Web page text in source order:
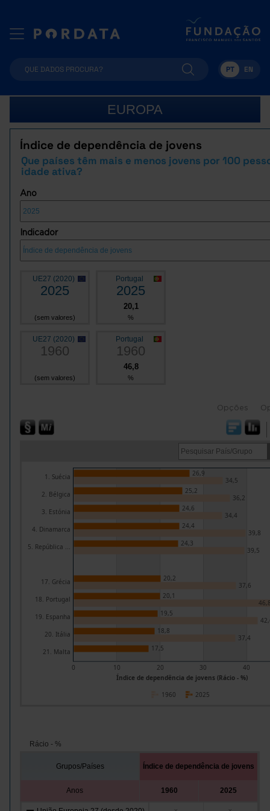
PT EN
EUROPA
Índice de dependência de jovens
Que países têm mais e menos jovens por 100
idade ativa?
Ano
Indicador
UE27 (2020)
2025
(sem valores)
Portugal
2025
20,1
%
UE27 (2020)
1960
(sem valores)
Portugal
1960
46,8
%
Opções
Índice de dependência de jovens (Rácio - %)
0 10 20 30 40
1. Suécia
2. Bélgica
3. Estónia
4. Dinamarca
5. República ...
17. Grécia
18. Portugal
19. Espanha
20. Itália
21. Malta
26,9
25,2
24,6
24,4
24,3
20,2
20,1
19,5
18,8
17,5
34,5
36,2
34,4
39,8
39,5
37,6
37,4
2025
1960
Rácio - %
Grupos/Países Índice de dependência de jovens
Anos 1960 2025